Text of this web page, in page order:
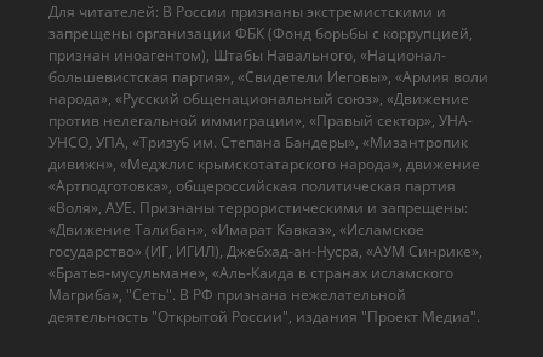
Для читателей: В России признаны экстремистскими и
запрещены организации ФБК (Фонд борьбы с коррупцией,
признан иноагентом), Штабы Навального, «Национал-
большевистская партия», «Свидетели Иеговы», «Армия воли
народа», «Русский общенациональный союз», «Движение
против нелегальной иммиграции», «Правый сектор», УНА-
УНСО, УПА, «Тризуб им. Степана Бандеры», «Мизантропик
дивижн», «Меджлис крымскотатарского народа», движение
«Артподготовка», общероссийская политическая партия
«Воля», АУЕ. Признаны террористическими и запрещены:
«Движение Талибан», «Имарат Кавказ», «Исламское
государство» (ИГ, ИГИЛ), Джебхад-ан-Нусра, «АУМ Синрике»,
«Братья-мусульмане», «Аль-Каида в странах исламского
Магриба», "Сеть". В РФ признана нежелательной
деятельность "Открытой России", издания "Проект Медиа".